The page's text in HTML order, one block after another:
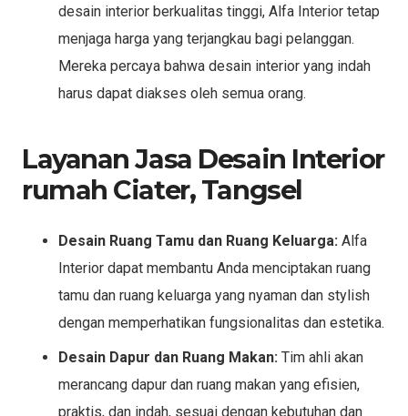
desain interior berkualitas tinggi, Alfa Interior tetap
menjaga harga yang terjangkau bagi pelanggan.
Mereka percaya bahwa desain interior yang indah
harus dapat diakses oleh semua orang.
Layanan Jasa Desain Interior
rumah Ciater, Tangsel
Desain Ruang Tamu dan Ruang Keluarga: Alfa
Interior dapat membantu Anda menciptakan ruang
tamu dan ruang keluarga yang nyaman dan stylish
dengan memperhatikan fungsionalitas dan estetika.
Desain Dapur dan Ruang Makan: Tim ahli akan
merancang dapur dan ruang makan yang efisien,
praktis, dan indah, sesuai dengan kebutuhan dan